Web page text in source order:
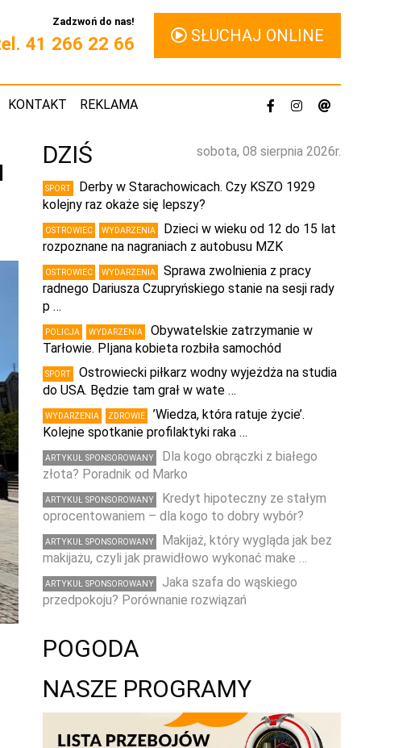
Zadzwoń do nas!
41 266 22 66 SŁUCHAJ ONLINE
KONTAKT REKLAMA
sobota, 08 sierpnia 2026r.
DZIŚ
SPORT
Derby w Starachowicach. Czy KSZO 1929
kolejny raz okaże się lepszy?
OSTROWIEC WYDARZENIA
Dzieci w wieku od 12 do 15 lat
rozpoznane na nagraniach z autobusu MZK
OSTROWIEC WYDARZENIA
Sprawa zwolnienia z pracy
radnego Dariusza Czupryńskiego stanie na sesji rady
p …
POLICJA WYDARZENIA
Obywatelskie zatrzymanie w
Tarłowie. PIjana kobieta rozbiła samochód
SPORT
Ostrowiecki piłkarz wodny wyjeżdża na studia
do USA. Będzie tam grał w wate …
WYDARZENIA ZDROWIE
’Wiedza, która ratuje życie’.
Kolejne spotkanie profilaktyki raka …
ARTYKUŁ SPONSOROWANY
Dla kogo obrączki z białego
złota? Poradnik od Marko
ARTYKUŁ SPONSOROWANY
Kredyt hipoteczny ze stałym
oprocentowaniem – dla kogo to dobry wybór?
ARTYKUŁ SPONSOROWANY
Makijaż, który wygląda jak bez
makijażu, czyli jak prawidłowo wykonać make …
ARTYKUŁ SPONSOROWANY
Jaka szafa do wąskiego
przedpokoju? Porównanie rozwiązań
POGODA
NASZE PROGRAMY